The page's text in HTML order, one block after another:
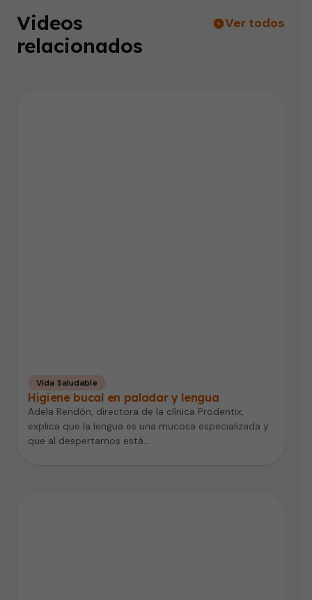
Videos
relacionados
Ver todos
Vida Saludable
Higiene bucal en paladar y lengua
Adela Rendón, directora de la clínica Prodentix,
explica que la lengua es una mucosa especializada y
que al despertarnos está…